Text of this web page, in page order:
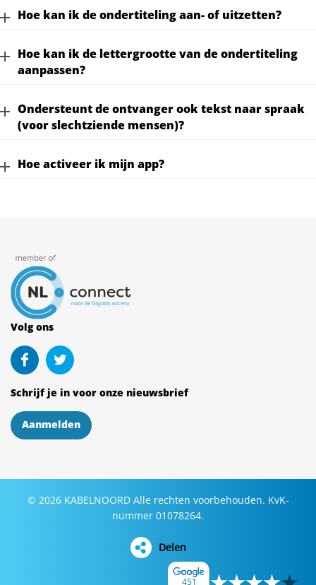
Hoe kan ik de ondertiteling aan- of uitzetten?
Hoe kan ik de lettergrootte van de ondertiteling
aanpassen?
Ondersteunt de ontvanger ook tekst naar spraak
(voor slechtziende mensen)?
Hoe activeer ik mijn app?
Volg ons
Schrijf je in voor onze nieuwsbrief
Aanmelden
© 2026 KABELNOORDAlle rechten voorbehouden. KvK-
nummer 01078264.
Delen
451